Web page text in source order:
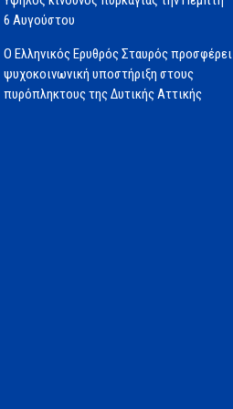
6 Αυγούστου
Ο Ελληνικός Ερυθρός Σταυρός προσφέρει
ψυχοκοινωνική υποστήριξη στους
πυρόπληκτους της Δυτικής Αττικής